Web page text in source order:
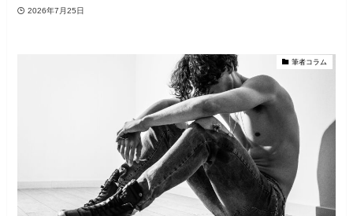
2026年7月25日
筆者コラム